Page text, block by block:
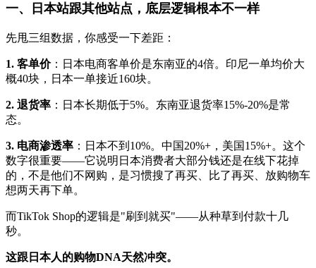
一、日本站跟其他站点，底层逻辑根本不一样
先甩三组数据，你感受一下差距：
1. 客单价：日本电商客单价是东南亚的4倍。印尼一单均价大
概40块，日本一单接近160块。
2. 退货率 ：日本长期低于5%。东南亚退货率15%-20%是常
态。
3. 电商渗透率 ：日本不到10%。中国20%+，美国15%+。这个
数字很重要——它说明日本消费者大部分钱还是在线下花掉
的，不是他们不网购，是习惯搜了再买、比了再买、放购物车
想两天再下单。
而TikTok Shop的逻辑是"刷到就买"——从种草到付款十几
秒。
这跟日本人的购物DNA天然冲突。